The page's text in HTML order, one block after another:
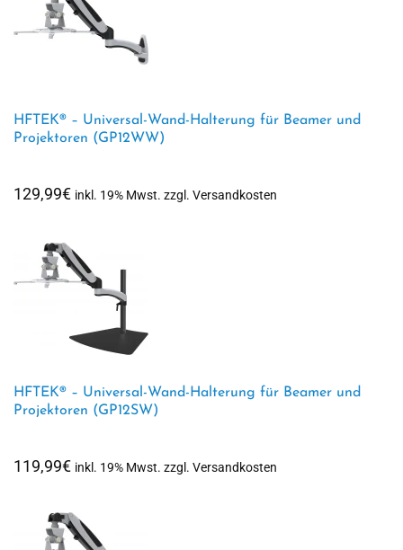
HFTEK® – Universal-Wand-Halterung für Beamer und
Projektoren (GP12WW)
129,99€ inkl. 19% Mwst. zzgl. Versandkosten
HFTEK® – Universal-Wand-Halterung für Beamer und
Projektoren (GP12SW)
119,99€ inkl. 19% Mwst. zzgl. Versandkosten